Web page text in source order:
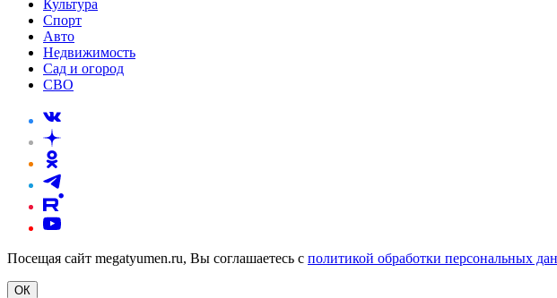
Культура
Спорт
Авто
Недвижимость
Сад и огород
СВО
Посещая сайт megatyumen.ru, Вы соглашаетесь с политикой обработки персональных
ОК